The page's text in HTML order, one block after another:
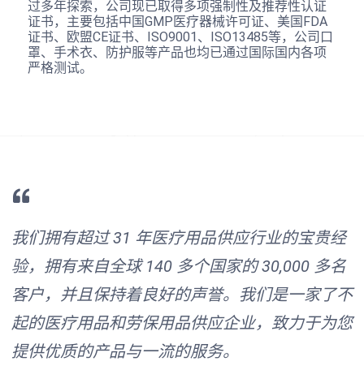
过多年探索，公司现已取得多项强制性及推荐性认证
证书，主要包括中国GMP医疗器械许可证、美国FDA
证书、欧盟CE证书、ISO9001、ISO13485等，公司口
罩、手术衣、防护服等产品也均已通过国际国内各项
严格测试。
我们拥有超过 31 年医疗用品供应行业的宝贵经
验，拥有来自全球 140 多个国家的 30,000 多名
客户，并且保持着良好的声誉。我们是一家了不
起的医疗用品和劳保用品供应企业，致力于为您
提供优质的产品与一流的服务。